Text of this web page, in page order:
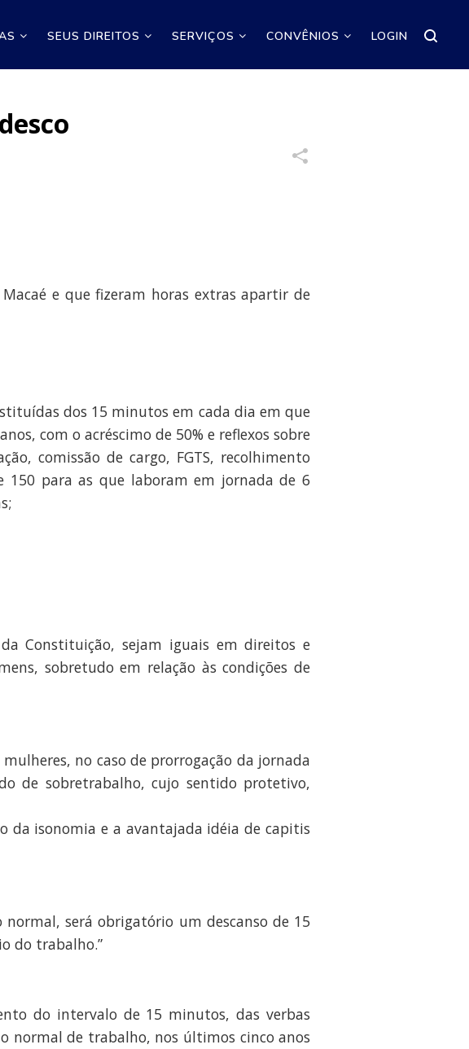
SEUS DIREITOS SERVIÇOS CONVÊNIOS LOGIN
e que fizeram horas extras apartir de
dos 15 minutos em cada dia em que
com o acréscimo de 50% e reflexos sobre
comissão de cargo, FGTS, recolhimento
150 para as que laboram em jornada de 6
Constituição, sejam iguais em direitos e
sobretudo em relação às condições de
no caso de prorrogação da jornada
de sobretrabalho, cujo sentido protetivo,
da isonomia e a avantajada idéia de capitis
será obrigatório um descanso de 15
do trabalho.”
do intervalo de 15 minutos, das verbas
normal de trabalho, nos últimos cinco anos